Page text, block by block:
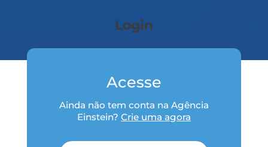
Login
Acesse
Ainda não tem conta na Agência
Einstein? Crie uma agora